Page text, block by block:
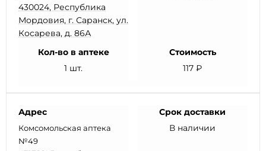
430024, Республика
Мордовия, г. Саранск, ул.
Косарева, д. 86А
Кол-во в аптеке
1 шт.
Стоимость
117 ₽
Адрес
Комсомольская аптека
№49
Срок доставки
В наличии